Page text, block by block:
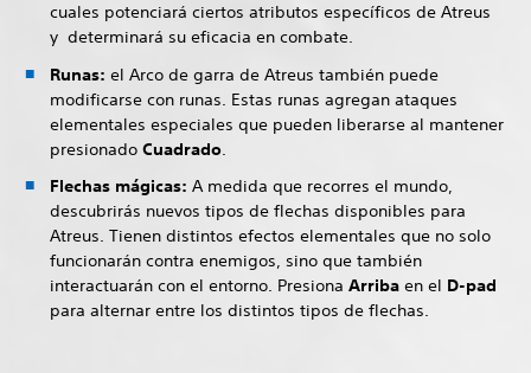
cuales potenciará ciertos atributos específicos de Atreus
y determinará su eficacia en combate.
Runas: el Arco de garra de Atreus también puede
modificarse con runas. Estas runas agregan ataques
elementales especiales que pueden liberarse al mantener
presionado Cuadrado.
Flechas mágicas: A medida que recorres el mundo,
descubrirás nuevos tipos de flechas disponibles para
Atreus. Tienen distintos efectos elementales que no solo
funcionarán contra enemigos, sino que también
interactuarán con el entorno. Presiona Arriba en el D-pad
para alternar entre los distintos tipos de flechas.